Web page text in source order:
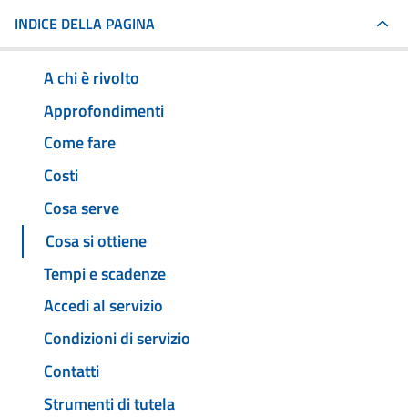
INDICE DELLA PAGINA
A chi è rivolto
Approfondimenti
Come fare
Costi
Cosa serve
Cosa si ottiene
Tempi e scadenze
Accedi al servizio
Condizioni di servizio
Contatti
Strumenti di tutela